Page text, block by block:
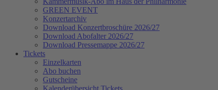
GREEN EVENT
Konzertarchiv
Download Konzertbroschüre 2026/27
Download Abofalter 2026/27
Download Pressemappe 2026/27
Tickets
Einzelkarten
Abo buchen
Gutscheine
Kalenderübersicht Tickets